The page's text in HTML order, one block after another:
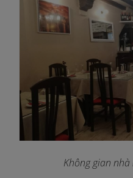
Không gian